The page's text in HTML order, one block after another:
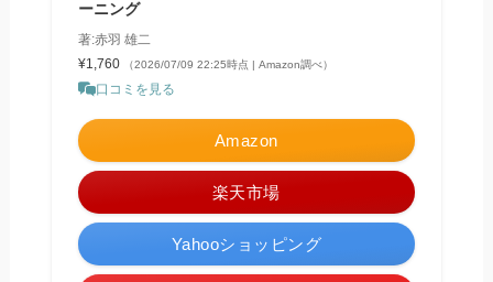
ーニング
著:赤羽 雄二
¥1,760
（2026/07/09 22:25時点 | Amazon調べ）
口コミを見る
Amazon
楽天市場
Yahooショッピング